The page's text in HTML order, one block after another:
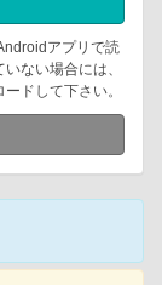
アプリで読
ない場合には、
ドして下さい。